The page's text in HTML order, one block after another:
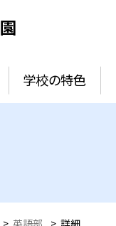
学校の特色
> 英語部 > 詳細